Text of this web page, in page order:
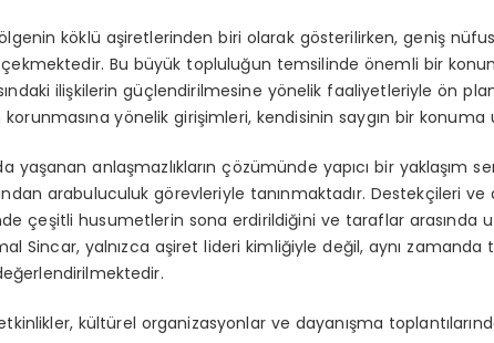
köklü aşiretlerinden biri olarak gösterilirken, geniş
çekmektedir. Bu büyük topluluğun temsilinde önemli bir
ilişkilerin güçlendirilmesine yönelik faaliyetleriyle ön
korunmasına yönelik girişimleri, kendisinin saygın bir
yaşanan anlaşmazlıkların çözümünde yapıcı bir yaklaşım
arabuluculuk görevleriyle tanınmaktadır. Destekçileri
çeşitli husumetlerin sona erdirildiğini ve taraflar arasında
Sincar, yalnızca aşiret lideri kimliğiyle değil, aynı zamanda
etkinlikler, kültürel organizasyonlar ve dayanışma